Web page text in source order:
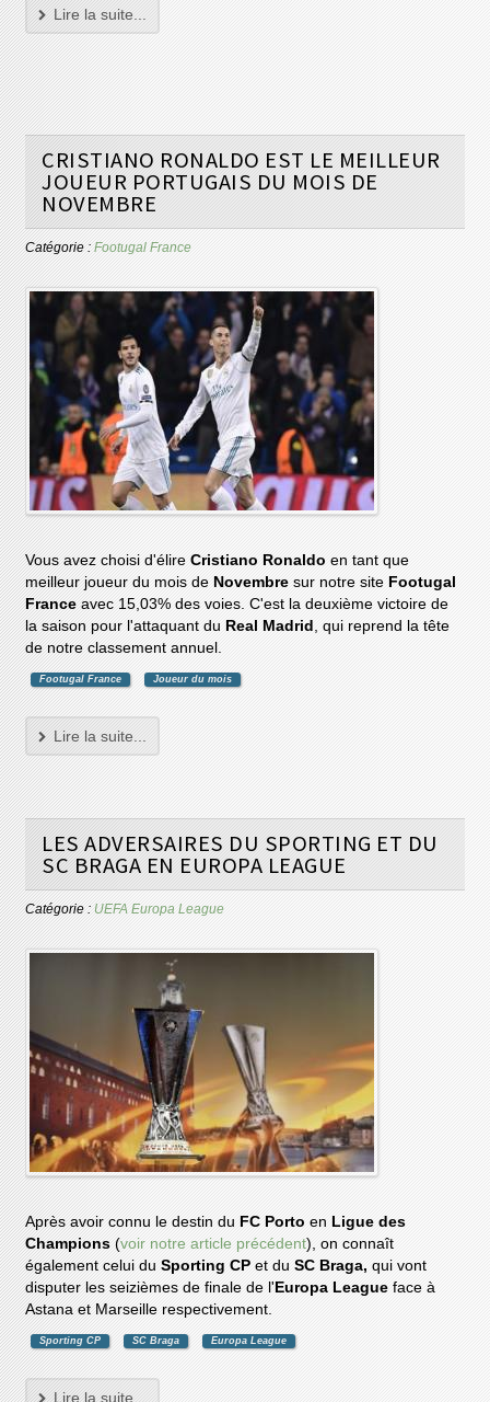
Lire la suite...
CRISTIANO RONALDO EST LE MEILLEUR
JOUEUR PORTUGAIS DU MOIS DE
NOVEMBRE
Catégorie :Footugal France
Vous avez choisi d'élireCristiano Ronaldo en tant que
meilleur joueur du mois de Novembresur notre site Footugal
Franceavec 15,03% des voies. C'est la deuxième victoire de
la saison pour l'attaquant du Real Madrid , qui reprend la tête
de notre classement annuel.
Footugal France Joueur du mois
Lire la suite...
LES ADVERSAIRES DU SPORTING ET DU
SC BRAGA EN EUROPA LEAGUE
Catégorie :UEFA Europa League
Après avoir connu le destin du FC Porto en Ligue des
Champions (voir notre article précédent), on connaît
également celui duSporting CP et duSC Braga,qui vont
disputer les seizièmes de finale de l' Europa League face à
Astana et Marseille respectivement.
Sporting CP SC Braga Europa League
Lire la suite...